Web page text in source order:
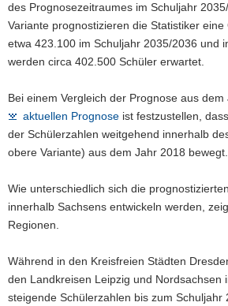
des Prognosezeitraumes im Schuljahr
Variante prognostizieren die Statistiker
etwa 423.100 im Schuljahr 2035/2036 und
werden circa 402.500 Schüler erwartet.
Bei einem Vergleich der Prognose aus
aktuellen Prognose ist festzustellen,
der Schülerzahlen weitgehend innerhalb
obere Variante) aus dem Jahr 2018 bewegt.
Wie unterschiedlich sich die
innerhalb Sachsens entwickeln werden,
Regionen.
Während in den Kreisfreien Städten
den Landkreisen Leipzig und Nordsachsen
steigende Schülerzahlen bis zum Schuljahr